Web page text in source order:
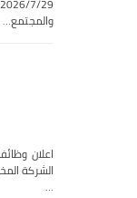
والمجتمع…
الشركة
…